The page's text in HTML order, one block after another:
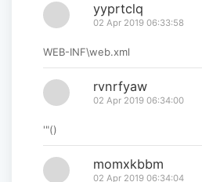
yyprtclq
02 Apr 2019 06:33:58
WEB-INF\web.xml
rvnrfyaw
02 Apr 2019 06:34:00
'"()
momxkbbm
02 Apr 2019 06:34:04